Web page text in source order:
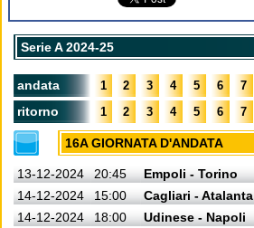
Serie A 2024-25
andata 1 2 3 4 5 6 7
ritorno 1 2 3 4 5 6 7
16A GIORNATA D'ANDATA
13-12-2024 20:45
Empoli - Torino
14-12-2024
15:00
Cagliari - Atalanta
14-12-2024
18:00
Udinese - Napoli